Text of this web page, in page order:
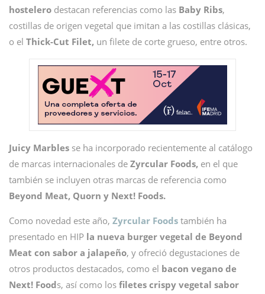
hostelero destacan referencias como las Baby Ribs,
costillas de origen vegetal que imitan a las costillas clásicas,
o el Thick-Cut Filet, un filete de corte grueso, entre otros.
Juicy Marbles se ha incorporado recientemente al catálogo
de marcas internacionales de Zyrcular Foods, en el que
también se incluyen otras marcas de referencia como
Beyond Meat, Quorn y Next! Foods.
Como novedad este año, Zyrcular Foods también ha
presentado en HIP la nueva burger vegetal de Beyond
Meat con sabor a jalapeño, y ofreció degustaciones de
otros productos destacados, como el bacon vegano de
Next! Foods, así como los filetes crispy vegetal sabor